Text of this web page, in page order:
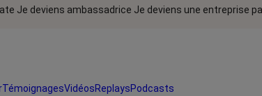
Je deviens ambassadrice Je deviens une entreprise
TémoignagesVidéosReplaysPodcasts